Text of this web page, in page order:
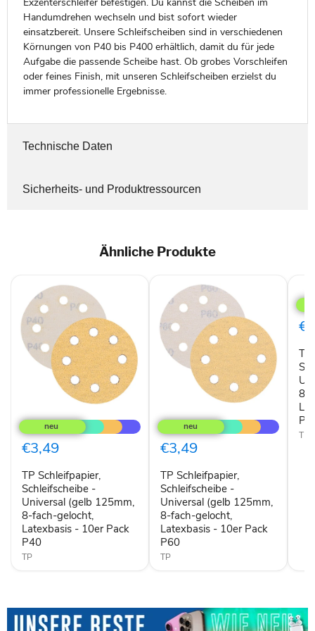
Handumdrehen wechseln und bist sofort wieder
einsatzbereit. Unsere Schleifscheiben sind in verschiedenen
Körnungen von P40 bis P400 erhältlich, damit du für jede
Aufgabe die passende Scheibe hast. Ob grobes Vorschleifen
oder feines Finish, mit unseren Schleifscheiben erzielst du
immer professionelle Ergebnisse.
Technische Daten
Sicherheits- und Produktressourcen
Ähnliche Produkte
Schleifpapier,
Schleifscheibe
Universal
125mm,
8-
fach-
gelocht,
Latexbasis
10er
Pack
€3,49
TP Schleifpapier,
Schleifscheibe -
Universal (gelb 125mm,
8-fach-gelocht,
Latexbasis - 10er Pack
P40
TP
Schleifpapier,
Schleifscheibe
Universal
125mm,
8-
fach-
gelocht,
Latexbasis
-
10er
Pack
€3,49
TP Schleifpapier,
Schleifscheibe -
Universal (gelb 125mm,
8-fach-gelocht,
Latexbasis - 10er Pack
P60
TP
8-
-
10er
TP
8-
TP